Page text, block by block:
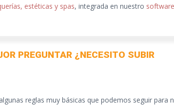
estéticas y spas, integrada en nuestro software
PREGUNTAR ¿NECESITO SUBIR
reglas muy básicas que podemos seguir para